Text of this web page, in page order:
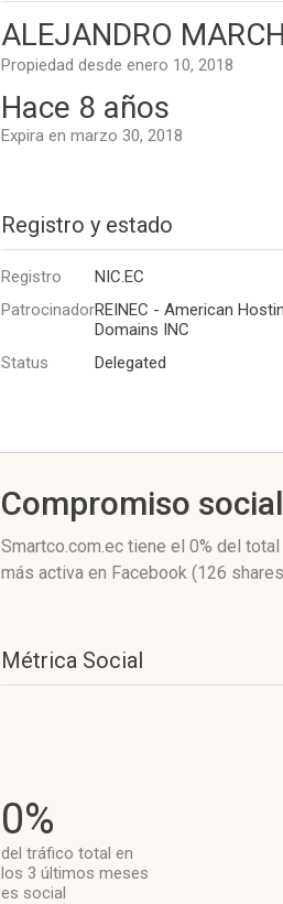
ALEJANDRO
Propiedad desde enero 10, 2018
Hace 8 años
Expira en marzo 30, 2018
Registro y estado
Registro
NIC.EC
PatrocinadorREINEC - American
Domains INC
Status
Delegated
Compromiso social
Smartco.com.ec tiene el 0% del
más activa en Facebook (126
Métrica Social
0%
del tráfico total en
los 3 últimos meses
es social